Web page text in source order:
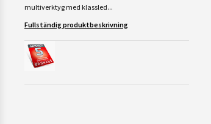
multiverktyg med klassled...
Fullständig produktbeskrivning